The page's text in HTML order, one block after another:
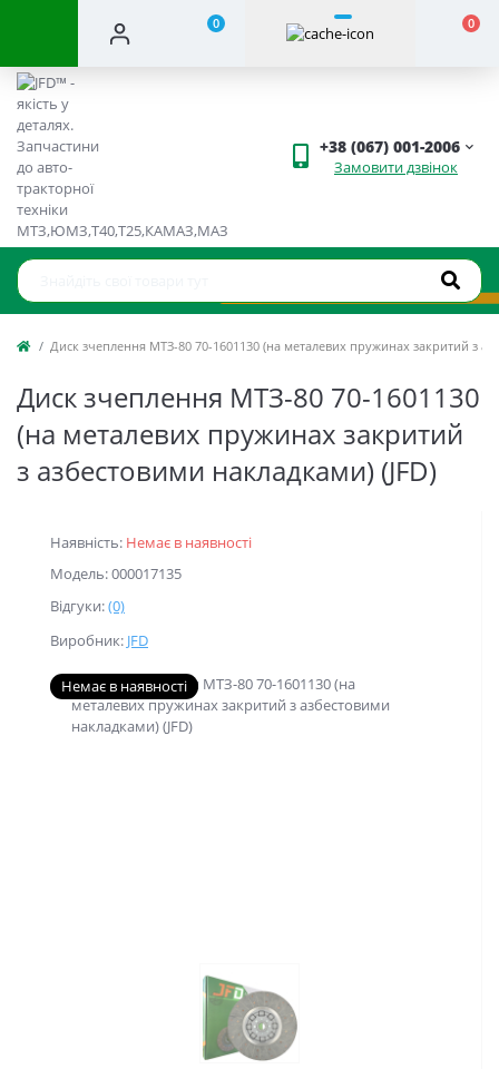
0 0
+38 (067) 001-2006
Замовити дзвінок
Диск зчеплення МТЗ-80 70-1601130 (на металевих пружинах закритий з
Диск зчеплення МТЗ-80 70-1601130
(на металевих пружинах закритий
з азбестовими накладками) (JFD)
Наявність: Немає в наявності
Модель: 000017135
Відгуки:(0)
Виробник: JFD
Немає в наявності